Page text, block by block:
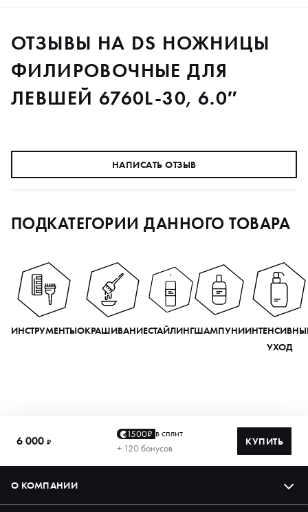
ОТЗЫВЫ НА DS НОЖНИЦЫ
ФИЛИРОВОЧНЫЕ ДЛЯ
ЛЕВШЕЙ 6760L-30, 6.0″
НАПИСАТЬ ОТЗЫВ
ПОДКАТЕГОРИИ ДАННОГО ТОВАРА
ИНСТРУМЕНТЫОКРАШИВАНИЕСТАЙЛИНГШАМПУНИ
УХОД
6 000 ₽
1500₽ в сплит
+ 120 бонусов
КУПИТЬ
О КОМПАНИИ